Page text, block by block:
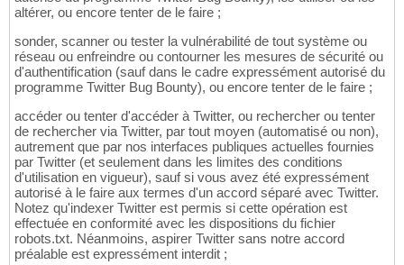
altérer, ou encore tenter de le faire ;
sonder, scanner ou tester la vulnérabilité de tout système ou
réseau ou enfreindre ou contourner les mesures de sécurité ou
d'authentification (sauf dans le cadre expressément autorisé du
programme Twitter Bug Bounty), ou encore tenter de le faire ;
accéder ou tenter d'accéder à Twitter, ou rechercher ou tenter
de rechercher via Twitter, par tout moyen (automatisé ou non),
autrement que par nos interfaces publiques actuelles fournies
par Twitter (et seulement dans les limites des conditions
d'utilisation en vigueur), sauf si vous avez été expressément
autorisé à le faire aux termes d'un accord séparé avec Twitter.
Notez qu'indexer Twitter est permis si cette opération est
effectuée en conformité avec les dispositions du fichier
robots.txt. Néanmoins, aspirer Twitter sans notre accord
préalable est expressément interdit ;